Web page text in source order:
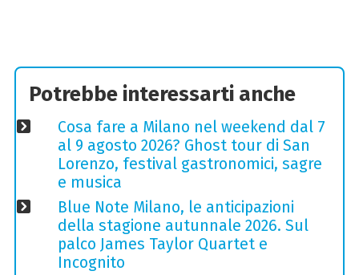
Potrebbe interessarti anche
Cosa fare a Milano nel weekend dal 7
al 9 agosto 2026? Ghost tour di San
Lorenzo, festival gastronomici, sagre
e musica
Blue Note Milano, le anticipazioni
della stagione autunnale 2026. Sul
palco James Taylor Quartet e
Incognito